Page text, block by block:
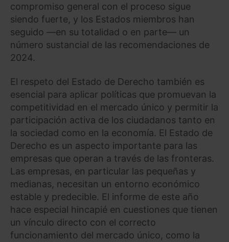
compromiso general con el proceso sigue
siendo fuerte, y los Estados miembros han
seguido —en su totalidad o en parte— un
número sustancial de las recomendaciones de
2024.
El respeto del Estado de Derecho también es
esencial para aplicar políticas que promuevan la
competitividad en el mercado único y permitir la
participación activa de los ciudadanos tanto en
la sociedad como en la economía. El Estado de
Derecho es un aspecto importante para las
empresas que operan a través de las fronteras.
Las empresas, en particular las pequeñas y
medianas, necesitan un entorno económico
estable y predecible. El informe de este año
hace especial hincapié en cuestiones que tienen
un vínculo directo con el correcto
funcionamiento del mercado único, como la